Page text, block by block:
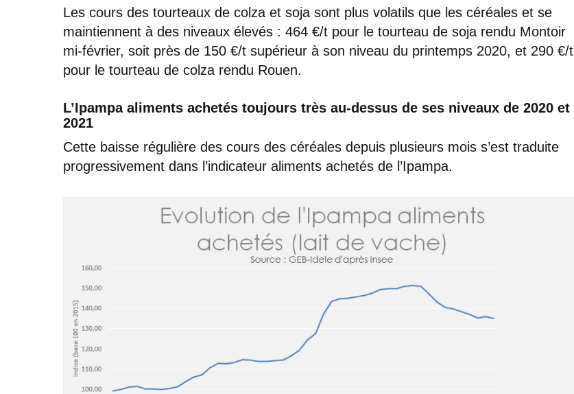
Les cours des tourteaux de colza et soja sont plus volatils que les céréales et se
maintiennent à des niveaux élevés : 464 €/t pour le tourteau de soja rendu Montoir
mi-février, soit près de 150 €/t supérieur à son niveau du printemps 2020, et 290 €/t
pour le tourteau de colza rendu Rouen.
L’Ipampa aliments achetés toujours très au-dessus de ses niveaux de 2020 et
2021
Cette baisse régulière des cours des céréales depuis plusieurs mois s’est traduite
progressivement dans l’indicateur aliments achetés de l’Ipampa.